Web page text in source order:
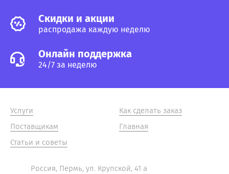
Cкидки и акции
распродажа каждую неделю
Онлайн поддержка
24/7 за неделю
Услуги
Поставщикам
Статьи и советы
Как сделать заказ
Главная
Россия, Пермь, ул. Крупской, 41 а